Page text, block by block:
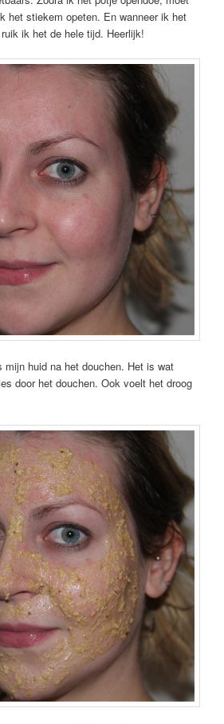
het stiekem opeten. En wanneer ik het
ik het de hele tijd. Heerlijk!
huid na het douchen. Het is wat
door het douchen. Ook voelt het droog